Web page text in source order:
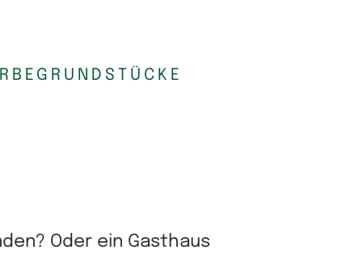
Oder ein Gasthaus